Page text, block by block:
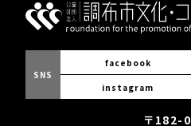
SNS
facebook
instagram
〒182-